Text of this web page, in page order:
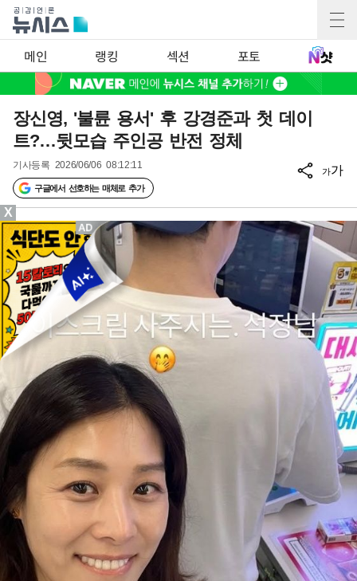
메인 랭킹 섹션 포토
장신영, '불륜 용서' 후 강경준과 첫 데이
트?…뒷모습 주인공 반전 정체
기사등록 2026/06/06 08:12:11
구글에서 선호하는 매체로 추가
가가
X